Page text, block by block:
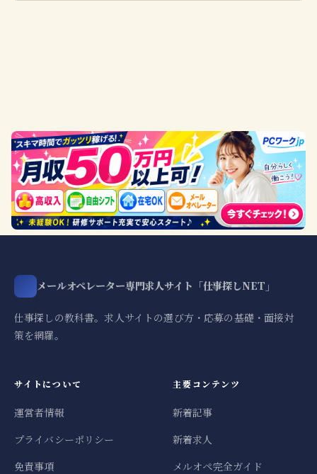
メールオペレーター専門求人サイト「仕事探しNET」
仕事探しの教科書。求人サイトの選び方・応募の基礎・面接対
策を網羅。
サイトについて
運営者情報
プライバシーポリシー
免責事項
主要コンテンツ
新着記事
新着求人
メルオペ完全ガイド